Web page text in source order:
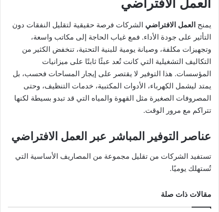
يمنح العمل الافتراضي الشركات فرصة حقيقية لتقليل النفقات دون
التأثير على جودة الأداء. فمع غياب الحاجة إلى مكاتب واسعة،
وتجهيزات مكلفة، وصيانة يومية للبنية التحتية، تنخفض الكثير من
التكاليف التشغيلية التي كانت تُعد عبئًا ثابتًا على ميزانيات
المؤسسات. هذا التوفير لا يقتصر على إيجار المساحات فحسب، بل
يمتد ليشمل الكهرباء، الأدوات المكتبية، خدمات التنظيف، وحتى
المصروفات الصغيرة مثل القهوة والمياه التي قد تبدو بسيطة لكنها
تتراكم مع مرور الوقت.
عناصر التوفير المباشر عبر العمل الافتراضي
تستفيد الشركات من تقليل مجموعة من المصاريف الأساسية التي
تُستهلك يوميًا.
مقالات ذات صلة